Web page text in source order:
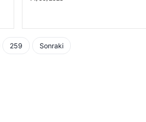
259 Sonraki